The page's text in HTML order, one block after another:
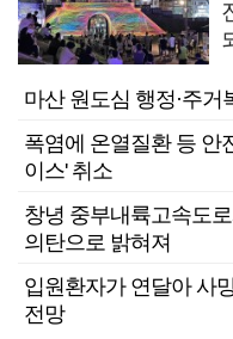
마산 원도심 행정·주
폭염에 온열질환 등 안
이스' 취소
창녕 중부내륙고속도
의탄으로 밝혀져
입원환자가 연달아 사
전망